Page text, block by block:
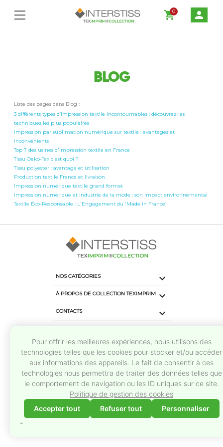
shopping_cart
0 person
BLOG
Liste des pages dans Blog :
3 différents types d’impression textile incontournables : découvrez les
techniques les plus populaires
Impression par sublimation numérique sur textile : avantages et
inconvénients
Top 7 des usines d'impression textile en France
Tissu Oeko-Tex c'est quoi ?
Tissu polyester : avantage et utilisation
Production textile France et livraison
Impression numérique textile grand format
Impression numérique et industrie de la mode : son impact environnemental
Textile Éco-Responsable : L'Engagement du 'Made in France’
Pour offrir les meilleures expériences, nous utilisons des
technologies telles que les cookies pour stocker et/ou accéder
aux informations des appareils. Le fait de consentir à ces
technologies nous permettra de traiter des données telles que
le comportement de navigation ou les ID uniques sur ce site.
Politique de gestion des cookies
Accepter tout
Refuser tout Personnaliser
NOS CATÉGORIES 
À PROPOS DE COLLECTION TEXIMPRIM 
CONTACTS keyboard_arrow_down
©2026 - Tous droits réservés INTERSTISS, Teximprim®Collection